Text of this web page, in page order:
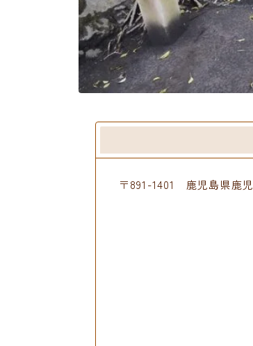
〒891-1401 鹿児島県鹿